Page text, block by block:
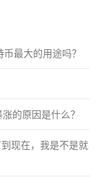
最大的用途吗？
的原因是什么？
现在，我是不是就